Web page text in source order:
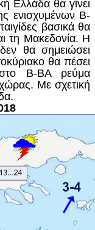
Ελλάδα θα γίνει
ενισχυμένων Β-
βασικά θα
τη Μακεδονία. Η
θα σημειώσει
θα πέσει
στο Β-ΒΑ ρεύμα
χώρας. Με σχετική